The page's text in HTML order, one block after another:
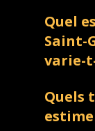
Quel
Saint-
varie-
Quels